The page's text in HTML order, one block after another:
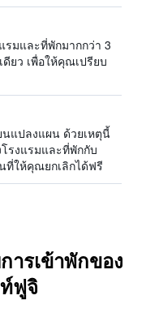
รมและที่พักมากกว่า 3
ยว เพื่อให้คุณเปรียบ
นแปลงแผน ด้วยเหตุนี้
รงแรมและที่พักกับ
ที่ให้คุณยกเลิกได้ฟรี
รเข้าพักของ
ฟูจิ